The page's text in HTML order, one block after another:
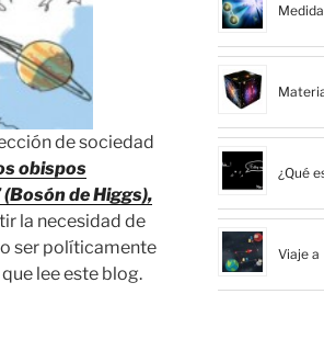
de sociedad
obispos
(Bosón de Higgs),
la necesidad de
ser políticamente
lee este blog.
¿Qué
Viaje